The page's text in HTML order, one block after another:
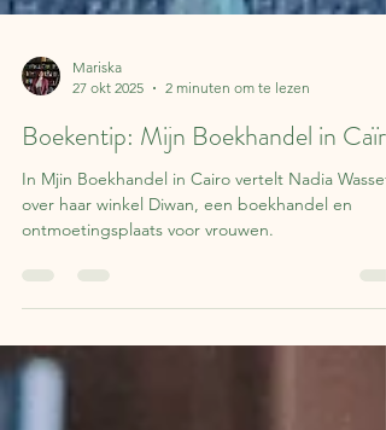
27 okt 2025
2 minuten om te lezen
Boekentip: Mijn Boekhandel in Caïro
In Mjin Boekhandel in Cairo vertelt Nadia Wassef
ontmoetingsplaats voor vrouwen.